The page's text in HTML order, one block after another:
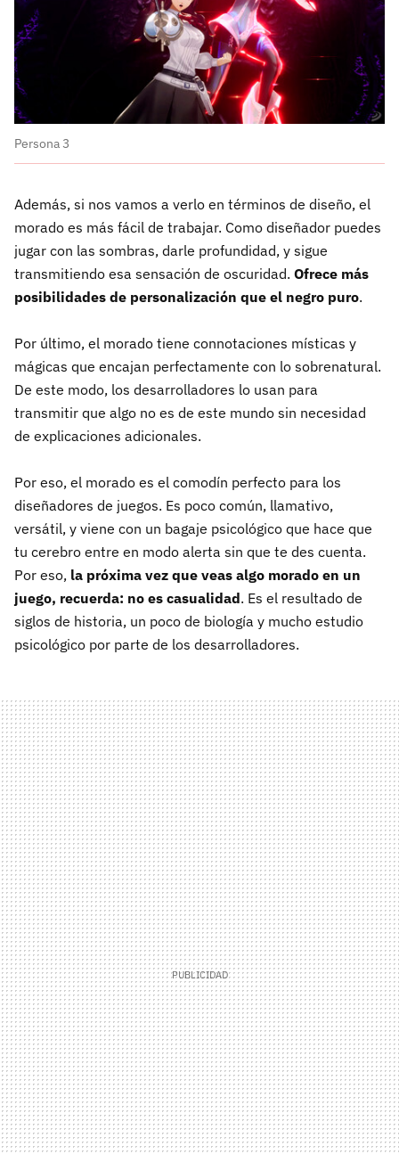
Persona 3
Además, si nos vamos a verlo en términos de diseño, el
morado es más fácil de trabajar. Como diseñador puedes
jugar con las sombras, darle profundidad, y sigue
transmitiendo esa sensación de oscuridad. Ofrece más
posibilidades de personalización que el negro puro.
Por último, el morado tiene connotaciones místicas y
mágicas que encajan perfectamente con lo sobrenatural.
De este modo, los desarrolladores lo usan para
transmitir que algo no es de este mundo sin necesidad
de explicaciones adicionales.
Por eso, el morado es el comodín perfecto para los
diseñadores de juegos. Es poco común, llamativo,
versátil, y viene con un bagaje psicológico que hace que
tu cerebro entre en modo alerta sin que te des cuenta.
Por eso, la próxima vez que veas algo morado en un
juego, recuerda: no es casualidad. Es el resultado de
siglos de historia, un poco de biología y mucho estudio
psicológico por parte de los desarrolladores.